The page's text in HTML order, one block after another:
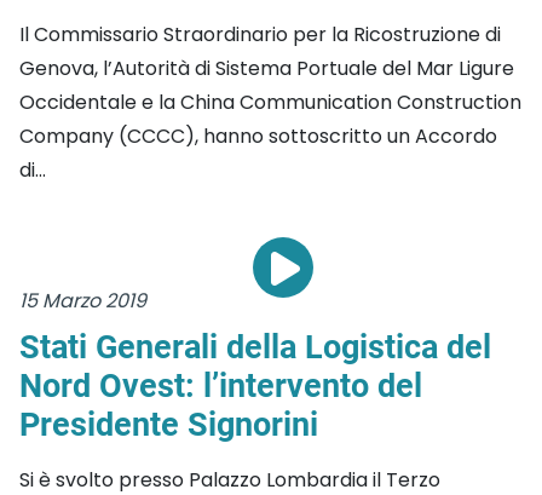
Il Commissario Straordinario per la Ricostruzione di
Genova, l’Autorità di Sistema Portuale del Mar Ligure
Occidentale e la China Communication Construction
Company (CCCC), hanno sottoscritto un Accordo
di...
15 Marzo 2019
Stati Generali della Logistica del
Nord Ovest: l’intervento del
Presidente Signorini
Si è svolto presso Palazzo Lombardia il Terzo